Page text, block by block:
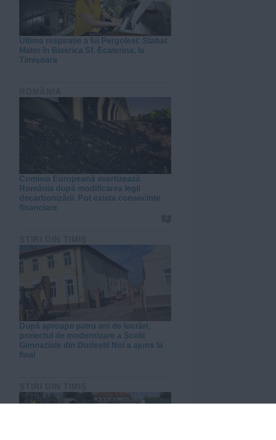
Ultima respirație a lui Pergolesi: Stabat
Mater în Biserica Sf. Ecaterina, la
Timișoara
Comisia Europeană avertizează
România după modificarea legii
decarbonizării. Pot exista consecințe
financiare
După aproape patru ani de lucrări,
proiectul de modernizare a Școlii
Gimnaziale din Dudeștii Noi a ajuns la
final